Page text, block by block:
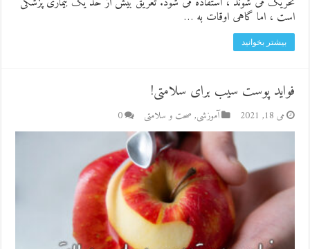
است ، اما گاهی اوقات به …
بیشتر بخوانید
فواید پوست سیب برای سلامتی!
می 18, 2021 آموزشی, صحت و سلامتی 0